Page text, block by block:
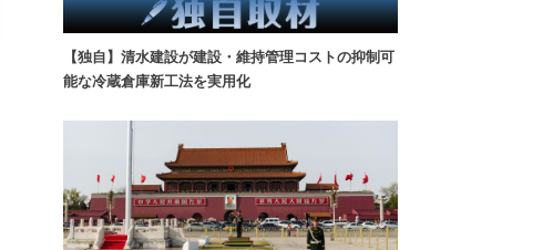
【独自】清水建設が建設・維持管理コストの抑制可
能な冷蔵倉庫新工法を実用化